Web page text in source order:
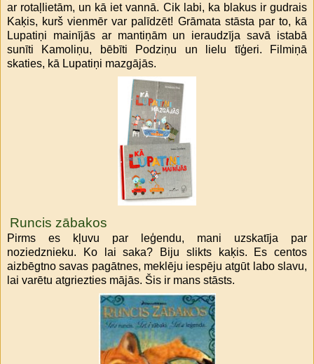
ar rotaļlietām, un kā iet vannā. Cik labi, ka blakus ir gudrais
Kaķis, kurš vienmēr var palīdzēt! Grāmata stāsta par to, kā
Lupatiņi mainījās ar mantiņām un ieraudzīja savā istabā
sunīti Kamoliņu, bēbīti Podziņu un lielu tīģeri. Filmiņā
skaties, kā Lupatiņi mazgājās.
Runcis zābakos
Pirms es kļuvu par leģendu, mani uzskatīja par
noziedznieku. Ko lai saka? Biju slikts kaķis. Es centos
aizbēgtno savas pagātnes, meklēju iespēju atgūt labo slavu,
lai varētu atgriezties mājās. Šis ir mans stāsts.